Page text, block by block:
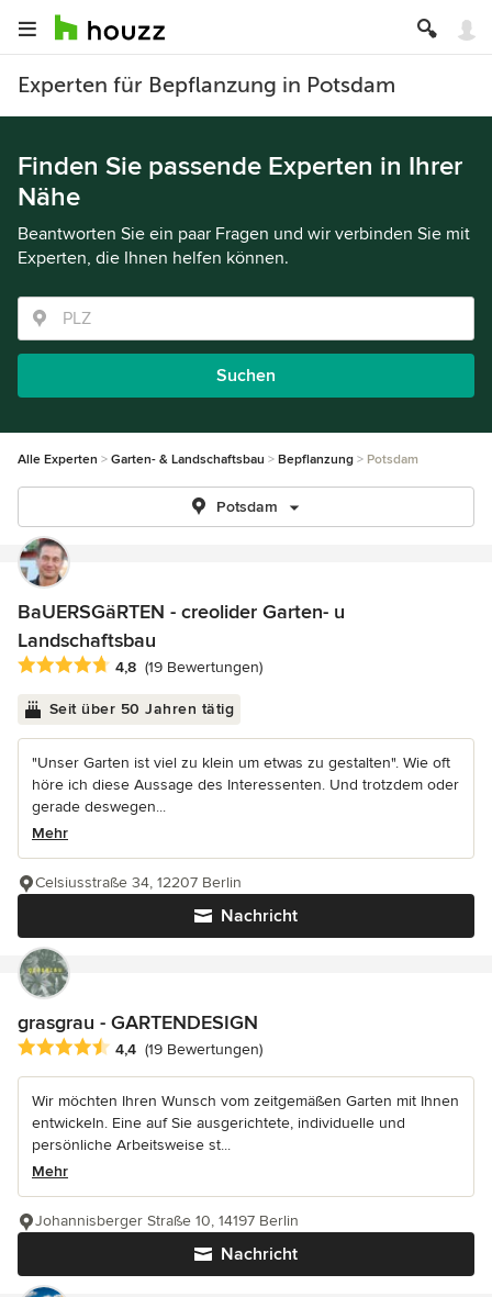
Experten für Bepflanzung in Potsdam
Finden Sie passende Experten in Ihrer
Nähe
Beantworten Sie ein paar Fragen und wir verbinden Sie mit
Experten, die Ihnen helfen können.
Suchen
Alle Experten Garten- & Landschaftsbau Bepflanzung Potsdam
Potsdam
BaUERSGäRTEN - creolider Garten- u
Landschaftsbau
Durchschnittliche Bewertung: 4.8 von 5 Sternen
4,8 (19 Bewertungen)
Seit über 50 Jahren tätig
"Unser Garten ist viel zu klein um etwas zu gestalten". Wie oft
höre ich diese Aussage des Interessenten. Und trotzdem oder
gerade deswegen...
Mehr
Nachricht
Celsiusstraße 34, 12207 Berlin
grasgrau - GARTENDESIGN
Durchschnittliche Bewertung: 4.4 von 5 Sternen
4,4 (19 Bewertungen)
Wir möchten Ihren Wunsch vom zeitgemäßen Garten mit Ihnen
entwickeln. Eine auf Sie ausgerichtete, individuelle und
persönliche Arbeitsweise st...
Mehr
Nachricht
Johannisberger Straße 10, 14197 Berlin